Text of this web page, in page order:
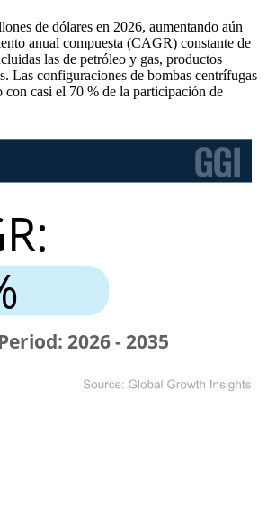
de dólares en 2026, aumentando aún
anual compuesta (CAGR) constante de
las de petróleo y gas, productos
Las configuraciones de bombas centrífugas
con casi el 70 % de la participación de